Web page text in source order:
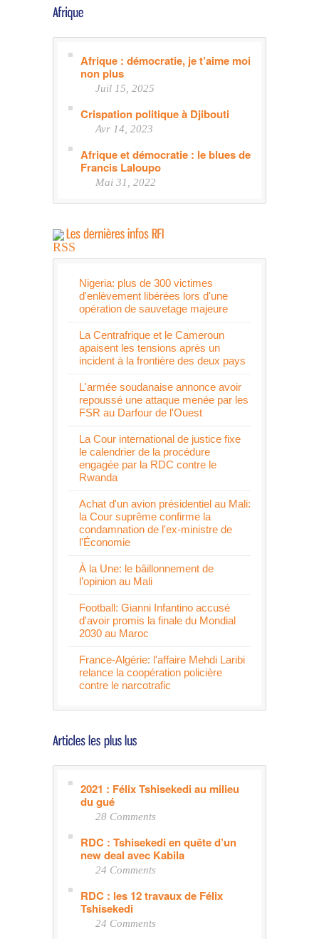
Afrique : démocratie, je t’aime moi
non plus
Juil 15, 2025
Crispation politique à Djibouti
Avr 14, 2023
Afrique et démocratie : le blues de
Francis Laloupo
Mai 31, 2022
Nigeria: plus de 300 victimes
d'enlèvement libérées lors d'une
opération de sauvetage majeure
La Centrafrique et le Cameroun
apaisent les tensions après un
incident à la frontière des deux pays
L'armée soudanaise annonce avoir
repoussé une attaque menée par les
FSR au Darfour de l'Ouest
La Cour international de justice fixe
le calendrier de la procédure
engagée par la RDC contre le
Rwanda
Achat d'un avion présidentiel au Mali:
la Cour suprême confirme la
condamnation de l'ex-ministre de
l'Économie
À la Une: le bâillonnement de
l’opinion au Mali
Football: Gianni Infantino accusé
d'avoir promis la finale du Mondial
2030 au Maroc
France-Algérie: l'affaire Mehdi Laribi
relance la coopération policière
contre le narcotrafic
2021 : Félix Tshisekedi au milieu
du gué
28 Comments
RDC : Tshisekedi en quête d’un
new deal avec Kabila
24 Comments
RDC : les 12 travaux de Félix
Tshisekedi
24 Comments